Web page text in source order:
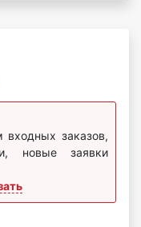
заказов,
новые заявки